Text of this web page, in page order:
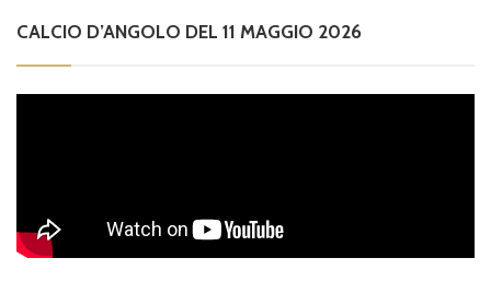
CALCIO D’ANGOLO DEL 11 MAGGIO 2026